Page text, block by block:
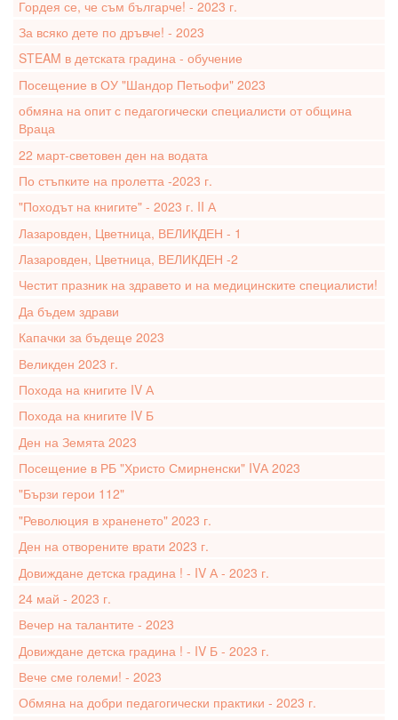
Гордея се, че съм българче! - 2023 г.
За всяко дете по дръвче! - 2023
STEAM в детската градина - обучение
Посещение в ОУ "Шандор Петьофи" 2023
обмяна на опит с педагогически специалисти от община
Враца
22 март-световен ден на водата
По стъпките на пролетта -2023 г.
"Походът на книгите" - 2023 г. II А
Лазаровден, Цветница, ВЕЛИКДЕН - 1
Лазаровден, Цветница, ВЕЛИКДЕН -2
Честит празник на здравето и на медицинските специалисти!
Да бъдем здрави
Капачки за бъдеще 2023
Великден 2023 г.
Похода на книгите IV А
Похода на книгите IV Б
Ден на Земята 2023
Посещение в РБ "Христо Смирненски" IVА 2023
"Бързи герои 112"
"Революция в храненето" 2023 г.
Ден на отворените врати 2023 г.
Довиждане детска градина ! - IV А - 2023 г.
24 май - 2023 г.
Вечер на талантите - 2023
Довиждане детска градина ! - IV Б - 2023 г.
Вече сме големи! - 2023
Обмяна на добри педагогически практики - 2023 г.